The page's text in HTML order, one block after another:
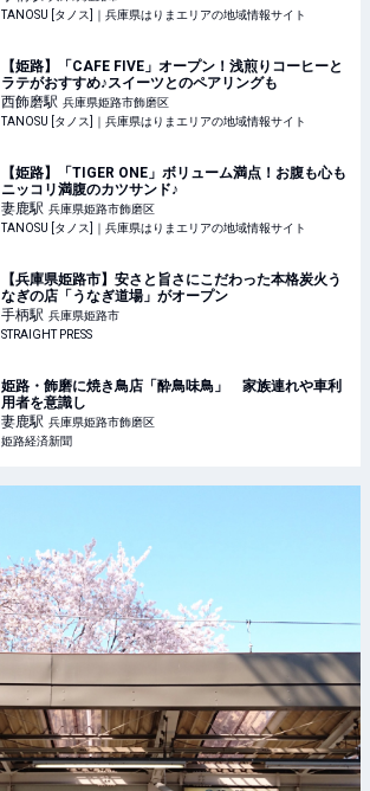
TANOSU [タノス]｜兵庫県はりまエリアの地域情報サイト
【姫路】「CAFE FIVE」オープン！浅煎りコーヒーと
ラテがおすすめ♪スイーツとのペアリングも
西飾磨駅 兵庫県姫路市飾磨区
TANOSU [タノス]｜兵庫県はりまエリアの地域情報サイト
【姫路】「TIGER ONE」ボリューム満点！お腹も心も
ニッコリ満腹のカツサンド♪
妻鹿駅 兵庫県姫路市飾磨区
TANOSU [タノス]｜兵庫県はりまエリアの地域情報サイト
【兵庫県姫路市】安さと旨さにこだわった本格炭火う
なぎの店「うなぎ道場」がオープン
手柄駅 兵庫県姫路市
STRAIGHT PRESS
姫路・飾磨に焼き鳥店「酔鳥味鳥」 家族連れや車利
用者を意識し
妻鹿駅 兵庫県姫路市飾磨区
姫路経済新聞